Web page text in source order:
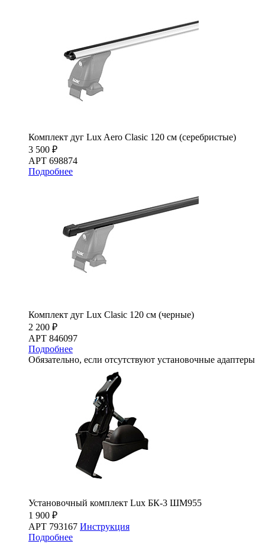
Комплект дуг Lux Aero Clasic 120 см (серебристые)
3 500 ₽
АРТ 698874
Подробнее
Комплект дуг Lux Clasic 120 см (черные)
2 200 ₽
АРТ 846097
Подробнее
Обязательно, если отсутствуют установочные адаптеры
Установочный комплект Lux БК-3 ШМ955
1 900 ₽
АРТ 793167 Инструкция
Подробнее